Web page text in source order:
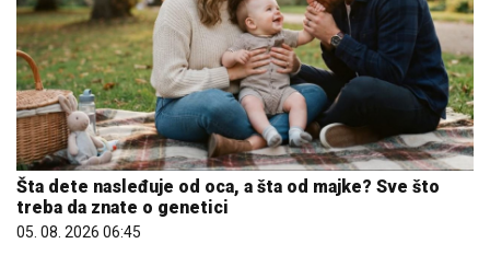
Šta dete nasleđuje od oca, a šta od majke? Sve što
treba da znate o genetici
05. 08. 2026 06:45